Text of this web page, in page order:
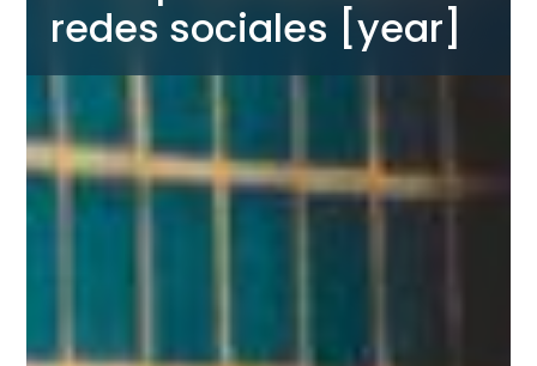
redes sociales [year]